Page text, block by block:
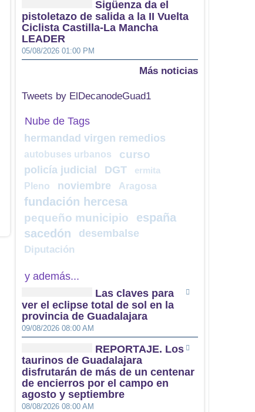
Sigüenza da el
pistoletazo de salida a la II Vuelta
Ciclista Castilla-La Mancha
LEADER
05/08/2026 01:00 PM
Más noticias
Tweets by ElDecanodeGuad1
Nube de Tags
hermandad virgen remedios
autobuses urbanos curso
policía judicial DGT ermita
Pleno noviembre Aragosa
fundación hercesa
pequeño municipio
españa
sacedón
desembalse
Diputación
y además...
Las claves para
ver el eclipse total de sol en la
provincia de Guadalajara
09/08/2026 08:00 AM
REPORTAJE. Los
taurinos de Guadalajara
disfrutarán de más de un centenar
de encierros por el campo en
agosto y septiembre
08/08/2026 08:00 AM